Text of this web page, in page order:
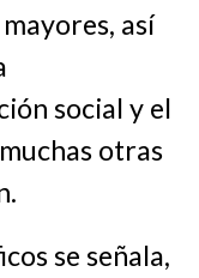
así
social y el
otras
se señala,